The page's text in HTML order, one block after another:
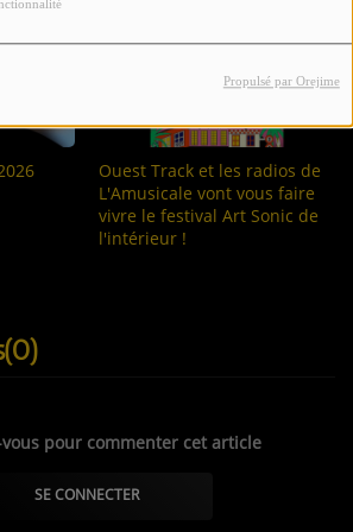
Propulsé par Orejime
!
Ouest Track et les radios de
L'Amusicale vont vous faire
vivre le festival Art Sonic de
l'intérieur !
vous pour commenter cet article
SE CONNECTER